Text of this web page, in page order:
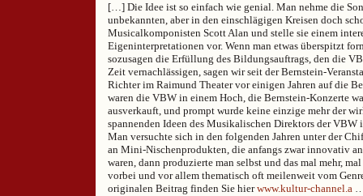
[…] Die Idee ist so einfach wie genial. Man nehme die
unbekannten, aber in den einschlägigen Kreisen doch
Musicalkomponisten Scott Alan und stelle sie einem
Eigeninterpretationen vor. Wenn man etwas überspitzt
sozusagen die Erfüllung des Bildungsauftrags, den die
Zeit vernachlässigen, sagen wir seit der Bernstein-
Richter im Raimund Theater vor einigen Jahren auf die
waren die VBW in einem Hoch, die Bernstein-Konzerte
ausverkauft, und prompt wurde keine einzige mehr der
spannenden Ideen des Musikalischen Direktors der VBW
Man versuchte sich in den folgenden Jahren unter der
an Mini-Nischenprodukten, die anfangs zwar innovativ
waren, dann produzierte man selbst und das mal mehr,
vorbei und vor allem thematisch oft meilenweit vom
originalen Beitrag finden Sie hierwww.kultur-channel.a